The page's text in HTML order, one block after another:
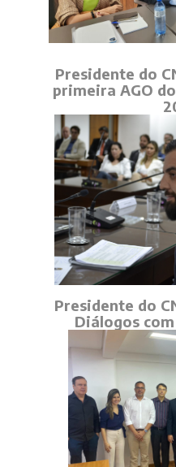
Presidente do
primeira AGO
Presidente do
Diálogos